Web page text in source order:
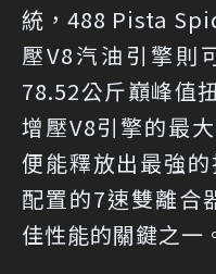
統，488 Pista
壓V8汽油引擎則
78.52公斤巔峰值
增壓V8引擎的最
便能釋放出最強
配置的7速雙離合
佳性能的關鍵之一